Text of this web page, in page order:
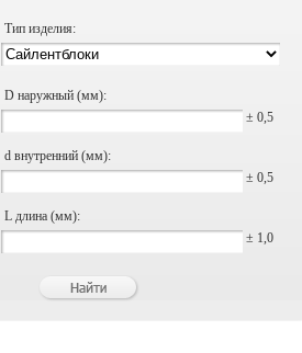
Тип изделия:
D наружный (мм):
± 0,5
d внутренний (мм):
± 0,5
L длина (мм):
± 1,0